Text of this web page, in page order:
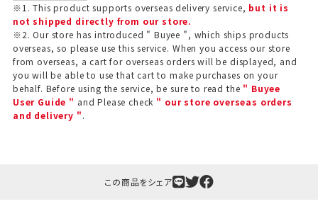
※1. This product supports overseas delivery service, but it is
not shipped directly from our store.
※2. Our store has introduced " Buyee ", which ships products
overseas, so please use this service. When you access our store
from overseas, a cart for overseas orders will be displayed, and
you will be able to use that cart to make purchases on your
behalf. Before using the service, be sure to read the " Buyee
User Guide " and Please check " our store overseas orders
and delivery ".
この商品をシェア